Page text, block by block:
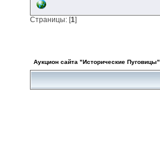
Страницы: [1]
Аукцион сайта "Исторические Пуговицы"